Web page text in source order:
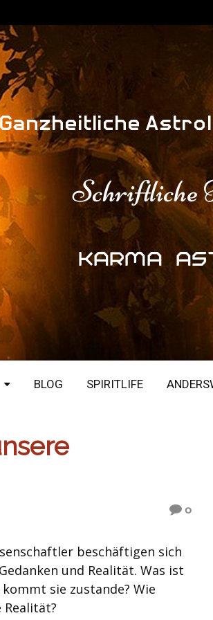
BLOG SPIRITLIFE
0
beschäftigen sich
und Realität. Was ist
sie zustande? Wie
Realität?